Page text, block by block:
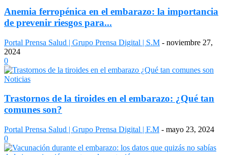
Anemia ferropénica en el embarazo: la importancia
de prevenir riesgos para...
Portal Prensa Salud | Grupo Prensa Digital | S.M - noviembre 27,
2024
0
Noticias
Trastornos de la tiroides en el embarazo: ¿Qué tan
comunes son?
Portal Prensa Salud | Grupo Prensa Digital | F.M - mayo 23, 2024
0